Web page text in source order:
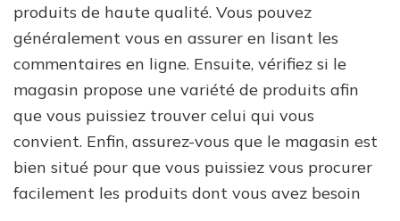
produits de haute qualité. Vous pouvez
généralement vous en assurer en lisant les
commentaires en ligne. Ensuite, vérifiez si le
magasin propose une variété de produits afin
que vous puissiez trouver celui qui vous
convient. Enfin, assurez-vous que le magasin est
bien situé pour que vous puissiez vous procurer
facilement les produits dont vous avez besoin